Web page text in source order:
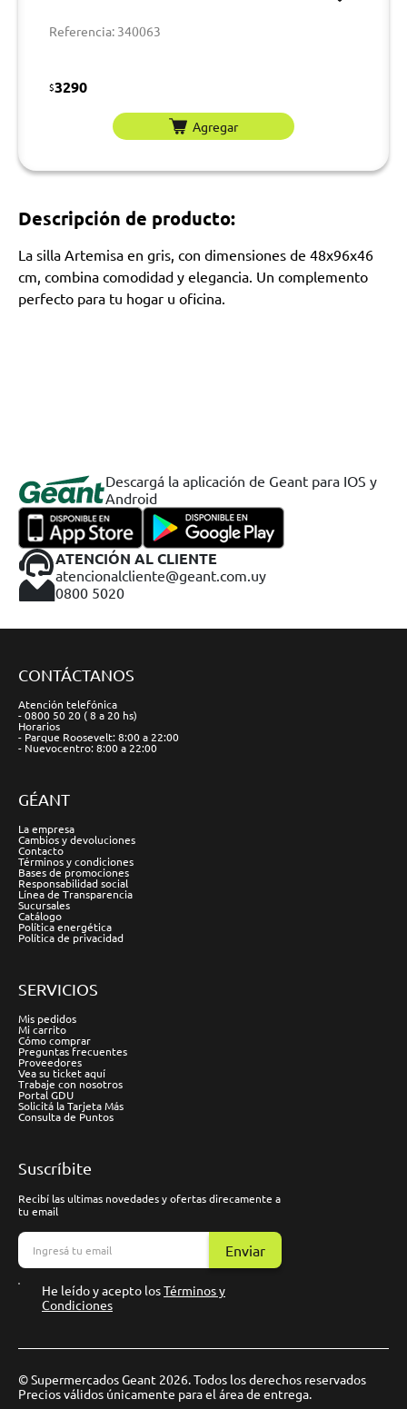
Referencia: 340063
$3290
Agregar
Descripción de producto:
La silla Artemisa en gris, con dimensiones de 48x96x46
cm, combina comodidad y elegancia. Un complemento
perfecto para tu hogar u oficina.
Descargá la aplicación de Geant para IOS y
Android
ATENCIÓN AL CLIENTE
atencionalcliente@geant.com.uy
0800 5020
CONTÁCTANOS
Atención telefónica
- 0800 50 20 ( 8 a 20 hs)
Horarios
- Parque Roosevelt: 8:00 a 22:00
- Nuevocentro: 8:00 a 22:00
GÉANT
La empresa
Cambios y devoluciones
Contacto
Términos y condiciones
Bases de promociones
Responsabilidad social
Línea de Transparencia
Sucursales
Catálogo
Política energética
Política de privacidad
SERVICIOS
Mis pedidos
Mi carrito
Cómo comprar
Preguntas frecuentes
Proveedores
Vea su ticket aquí
Trabaje con nosotros
Portal GDU
Solicitá la Tarjeta Más
Consulta de Puntos
Suscríbite
Recibí las ultimas novedades y ofertas direcamente a
tu email
Enviar
He leído y acepto losTérminos y
Condiciones
© Supermercados Geant 2026. Todos los derechos reservados
Precios válidos únicamente para el área de entrega.